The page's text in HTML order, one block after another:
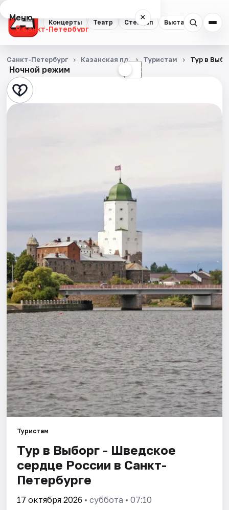
Концерты Театр Стендап Выставки
Меню ×
Санкт-Петербург
Концерты
Театр
Стендап
Города
Площадки
Артисты
Рейтинги
Ночной режим ☾
Санкт-Петербург Казанская пл. Туристам Тур в
Туристам
Тур в Выборг - Шведское
сердце России в Санкт-
Петербурге
17 октября 2026 • суббота • 07:10